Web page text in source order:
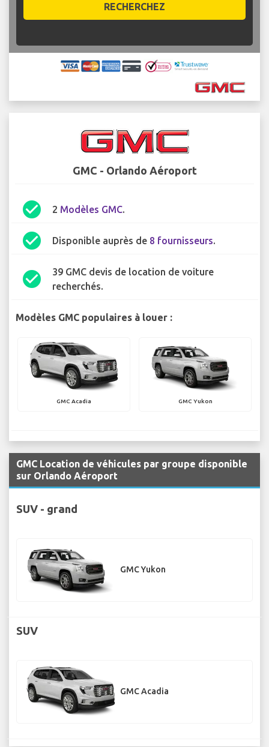
RECHERCHEZ
GMC - Orlando Aéroport
check_circle 2 Modèles GMC.
check_circle Disponible auprès de 8 fournisseurs.
check_circle
39 GMC devis de location de voiture
recherchés.
Modèles GMC populaires à louer :
GMC Acadia GMC Yukon
GMC Location de véhicules par groupe disponible
sur Orlando Aéroport
SUV - grand
GMC Yukon
SUV
GMC Acadia